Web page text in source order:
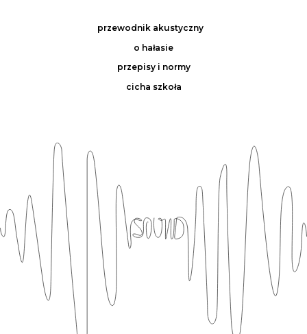
przewodnik akustyczny
o hałasie
przepisy i normy
cicha szkoła